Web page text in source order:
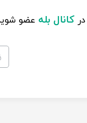
کانال بله عضو